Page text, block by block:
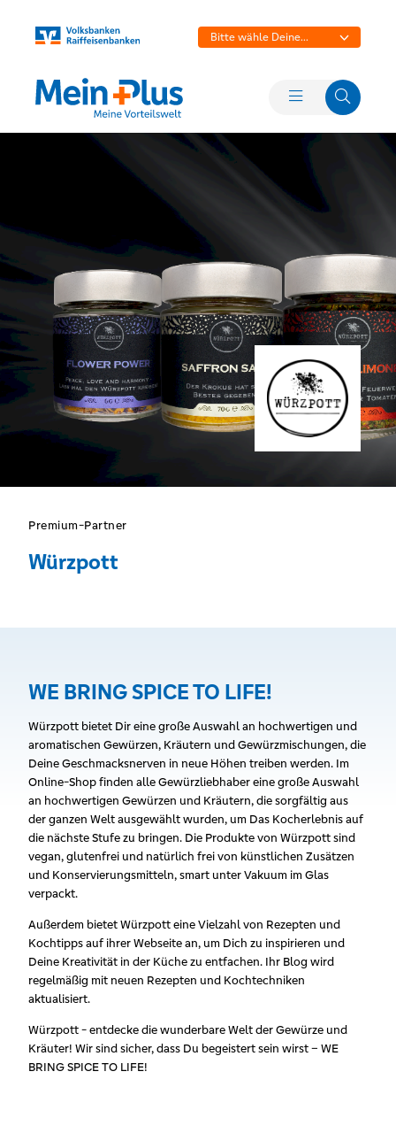
Bitte wähle Deine
Premium-Partner
Würzpott
WE BRING SPICE TO LIFE!
Würzpott bietet Dir eine große Auswahl an hochwertigen und
aromatischen Gewürzen, Kräutern und Gewürzmischungen, die
Deine Geschmacksnerven in neue Höhen treiben werden. Im
Online-Shop finden alle Gewürzliebhaber eine große Auswahl
an hochwertigen Gewürzen und Kräutern, die sorgfältig aus
der ganzen Welt ausgewählt wurden, um Das Kocherlebnis auf
die nächste Stufe zu bringen. Die Produkte von Würzpott sind
vegan, glutenfrei und natürlich frei von künstlichen Zusätzen
und Konservierungsmitteln, smart unter Vakuum im Glas
verpackt.
Außerdem bietet Würzpott eine Vielzahl von Rezepten und
Kochtipps auf ihrer Webseite an, um Dich zu inspirieren und
Deine Kreativität in der Küche zu entfachen. Ihr Blog wird
regelmäßig mit neuen Rezepten und Kochtechniken
aktualisiert.
Würzpott - entdecke die wunderbare Welt der Gewürze und
Kräuter! Wir sind sicher, dass Du begeistert sein wirst – WE
BRING SPICE TO LIFE!